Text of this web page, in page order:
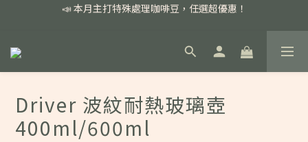
📣 本月主打特殊處理咖啡豆，任選超優惠！
📣 本月主打特殊處理咖啡豆，任選超優惠！
📣 本月主打特殊處理咖啡豆，任選超優惠！
Driver 波紋耐熱玻璃壺
400ml/600ml